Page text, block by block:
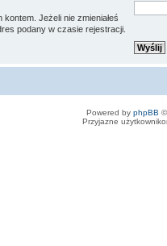
Jeżeli nie zmieniałeś
podany w czasie rejestracji.
Powered by phpBB
Przyjazne